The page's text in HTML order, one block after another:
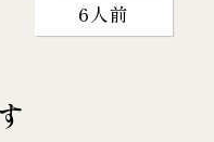
6人前